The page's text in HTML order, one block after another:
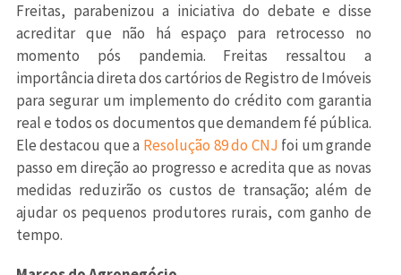
Freitas, parabenizou a iniciativa do debate e disse
acreditar que não há espaço para retrocesso no
momento pós pandemia. Freitas ressaltou a
importância direta dos cartórios de Registro de Imóveis
para segurar um implemento do crédito com garantia
real e todos os documentos que demandem fé pública.
Ele destacou que a Resolução 89 do CNJ foi um grande
passo em direção ao progresso e acredita que as novas
medidas reduzirão os custos de transação; além de
ajudar os pequenos produtores rurais, com ganho de
tempo.